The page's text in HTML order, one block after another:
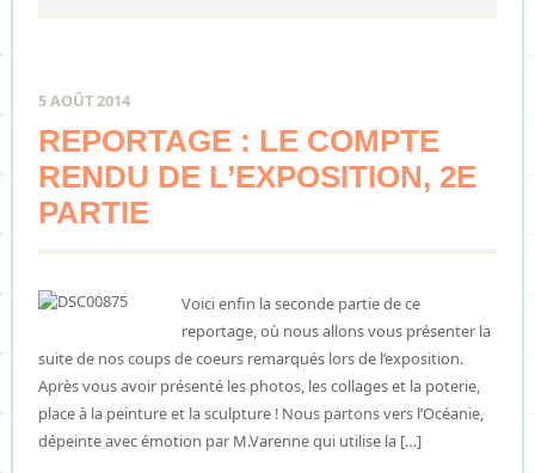
5 AOÛT 2014
REPORTAGE : LE COMPTE
RENDU DE L’EXPOSITION, 2E
PARTIE
Voici enfin la seconde partie de ce
reportage, où nous allons vous présenter la
suite de nos coups de coeurs remarqués lors de l’exposition.
Après vous avoir présenté les photos, les collages et la poterie,
place à la peinture et la sculpture ! Nous partons vers l’Océanie,
dépeinte avec émotion par M.Varenne qui utilise la […]